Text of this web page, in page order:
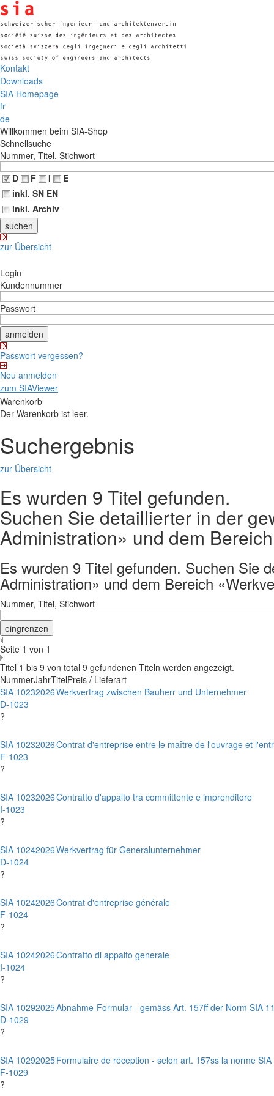
Kontakt
Downloads
SIA Homepage
fr
de
Willkommen beim SIA-Shop
Schnellsuche
Nummer, Titel, Stichwort
D
F I
E
inkl. SN EN
inkl. Archiv
zur Übersicht
Login
Kundennummer
Passwort
Passwort vergessen?
Neu anmelden
zum SIAViewer
Warenkorb
Der Warenkorb ist leer.
Suchergebnis
zur Übersicht
Es wurden 9 Titel gefunden.
Suchen Sie detaillierter in der
Administration» und dem
Es wurden 9 Titel gefunden. Suchen Sie
Administration» und dem Bereich
Nummer, Titel, Stichwort
Seite 1 von 1
Titel 1 bis 9 von total 9 gefundenen Titeln werden angezeigt.
NummerJahrTitelPreis / Lieferart
SIA 1023
D-1023
?
2026Werkvertrag zwischen Bauherr und Unternehmer
SIA 1023
F-1023
?
2026Contrat d'entreprise entre le maître de l'ouvrage et
SIA 1023
I-1023
?
2026Contratto d'appalto tra committente e imprenditore
SIA 1024
D-1024
?
2026Werkvertrag für Generalunternehmer
SIA 1024
F-1024
?
2026Contrat d'entreprise générale
SIA 1024
I-1024
?
2026Contratto di appalto generale
SIA 1029
D-1029
?
2025Abnahme-Formular - gemäss Art. 157ff der Norm SIA
SIA 1029
F-1029
?
2025Formulaire de réception - selon art. 157ss la norme SIA